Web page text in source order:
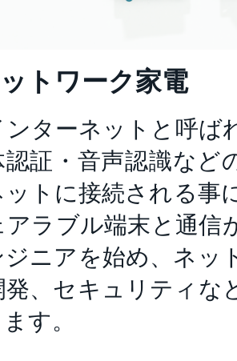
トワーク家電
ンターネットと呼ば
認証・音声認識など
ットに接続される事
アラブル端末と通信
ニアを始め、ネッ
発、セキュリティな
す。